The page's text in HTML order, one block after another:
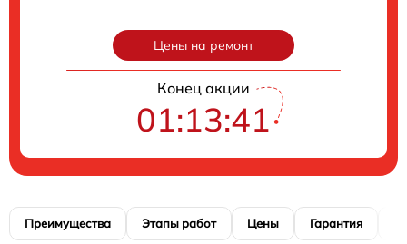
Цены на ремонт
Конец акции
01:13:40
Преимущества Этапы работ Цены Гарантия